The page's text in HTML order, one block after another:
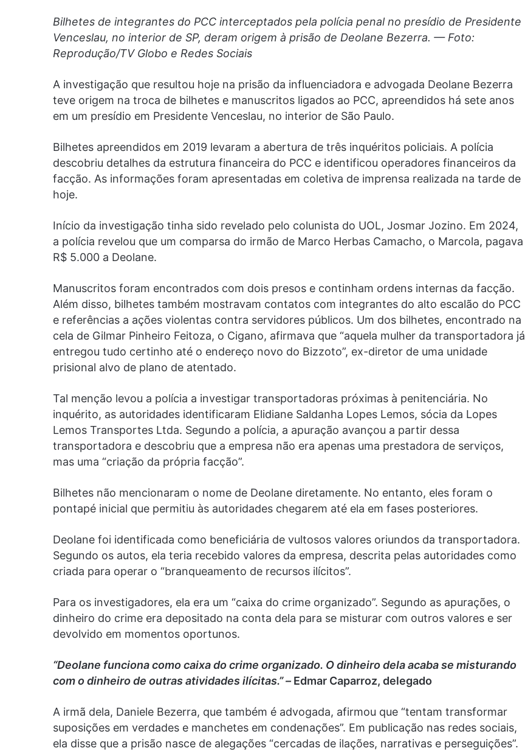
Bilhetes de integrantes do PCC interceptados pela polícia penal no presídio de Presidente
Venceslau, no interior de SP, deram origem à prisão de Deolane Bezerra. — Foto:
Reprodução/TV Globo e Redes Sociais
A investigação que resultou hoje na prisão da influenciadora e advogada Deolane Bezerra
teve origem na troca de bilhetes e manuscritos ligados ao PCC, apreendidos há sete anos
em um presídio em Presidente Venceslau, no interior de São Paulo.
Bilhetes apreendidos em 2019 levaram a abertura de três inquéritos policiais. A polícia
descobriu detalhes da estrutura financeira do PCC e identificou operadores financeiros da
facção. As informações foram apresentadas em coletiva de imprensa realizada na tarde de
hoje.
Início da investigação tinha sido revelado pelo colunista do UOL, Josmar Jozino. Em 2024,
a polícia revelou que um comparsa do irmão de Marco Herbas Camacho, o Marcola, pagava
R$ 5.000 a Deolane.
Manuscritos foram encontrados com dois presos e continham ordens internas da facção.
Além disso, bilhetes também mostravam contatos com integrantes do alto escalão do PCC
e referências a ações violentas contra servidores públicos. Um dos bilhetes, encontrado na
cela de Gilmar Pinheiro Feitoza, o Cigano, afirmava que “aquela mulher da transportadora já
entregou tudo certinho até o endereço novo do Bizzoto”, ex-diretor de uma unidade
prisional alvo de plano de atentado.
Tal menção levou a polícia a investigar transportadoras próximas à penitenciária. No
inquérito, as autoridades identificaram Elidiane Saldanha Lopes Lemos, sócia da Lopes
Lemos Transportes Ltda. Segundo a polícia, a apuração avançou a partir dessa
transportadora e descobriu que a empresa não era apenas uma prestadora de serviços,
mas uma “criação da própria facção”.
Bilhetes não mencionaram o nome de Deolane diretamente. No entanto, eles foram o
pontapé inicial que permitiu às autoridades chegarem até ela em fases posteriores.
Deolane foi identificada como beneficiária de vultosos valores oriundos da transportadora.
Segundo os autos, ela teria recebido valores da empresa, descrita pelas autoridades como
criada para operar o “branqueamento de recursos ilícitos”.
Para os investigadores, ela era um “caixa do crime organizado”. Segundo as apurações, o
dinheiro do crime era depositado na conta dela para se misturar com outros valores e ser
devolvido em momentos oportunos.
“Deolane funciona como caixa do crime organizado. O dinheiro dela acaba se misturando
com o dinheiro de outras atividades ilícitas.” – Edmar Caparroz, delegado
A irmã dela, Daniele Bezerra, que também é advogada, afirmou que “tentam transformar
suposições em verdades e manchetes em condenações”. Em publicação nas redes sociais,
ela disse que a prisão nasce de alegações “cercadas de ilações, narrativas e perseguições”.